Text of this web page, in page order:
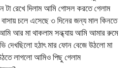
টা রেখে দিলাম আমি গোসল করতে গেলাম
চলে এসেছে ৩ দিনের জন্য মাল কিনতে
আমি আর মা থাকলাম সন্ধ্যায় আমি আমার রুমে
দেখছিলো হঠাৎ মার ফোন বেজে উঠলো মা
লাগলো আমিও পিছু গেলাম